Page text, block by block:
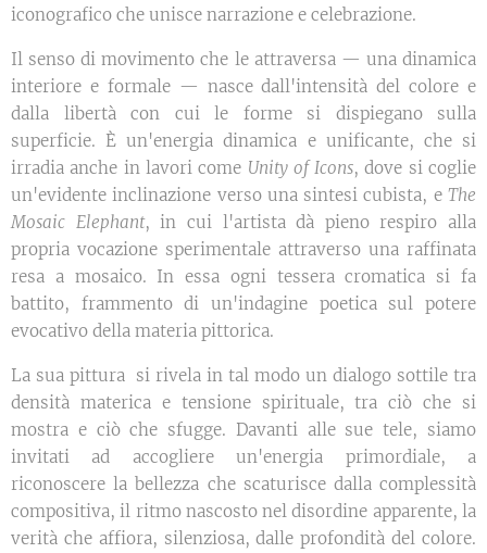
iconografico che unisce narrazione e celebrazione.
Il senso di movimento che le attraversa — una dinamica
interiore e formale — nasce dall'intensità del colore e
dalla libertà con cui le forme si dispiegano sulla
superficie. È un'energia dinamica e unificante, che si
irradia anche in lavori come Unity of Icons, dove si coglie
un'evidente inclinazione verso una sintesi cubista, e The
Mosaic Elephant, in cui l'artista dà pieno respiro alla
propria vocazione sperimentale attraverso una raffinata
resa a mosaico. In essa ogni tessera cromatica si fa
battito, frammento di un'indagine poetica sul potere
evocativo della materia pittorica.
La sua pittura si rivela in tal modo un dialogo sottile tra
densità materica e tensione spirituale, tra ciò che si
mostra e ciò che sfugge. Davanti alle sue tele, siamo
invitati ad accogliere un'energia primordiale, a
riconoscere la bellezza che scaturisce dalla complessità
compositiva, il ritmo nascosto nel disordine apparente, la
verità che affiora, silenziosa, dalle profondità del colore.